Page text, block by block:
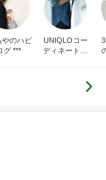
ログ ***
UNIQLOコー
ディネート日